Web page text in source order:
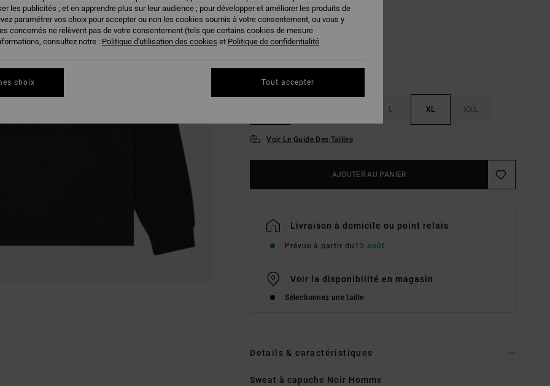
COULEURBlack
L XL XXL
Voir Le Guide Des Tailles
AJOUTER AU PANIER
Livraison à domicile ou point relais
Prévue à partir du 13 août
Voir la disponibilité en magasin
Sélectionnez une taille
Details & caractéristiques
Sweat à capuche Noir Homme
les publicités ; et en apprendre plus sur leur audience ; pour développer et améliorer les produits de
paramétrer vos choix pour accepter ou non les cookies soumis à votre consentement, ou vous y
concernés ne relèvent pas de votre consentement (tels que certains cookies de mesure
consultez notre : Politique d'utilisation des cookies et Politique de confidentialité
choix Tout accepter